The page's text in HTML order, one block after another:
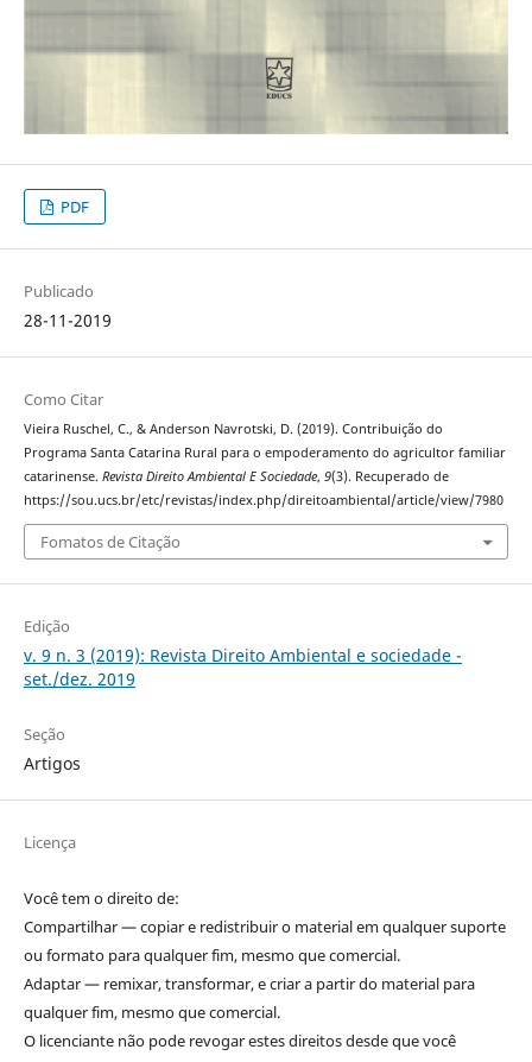
PDF
Publicado
28-11-2019
Como Citar
Vieira Ruschel, C., & Anderson Navrotski, D. (2019). Contribuição do
Programa Santa Catarina Rural para o empoderamento do agricultor familiar
catarinense. Revista Direito Ambiental E Sociedade, 9(3). Recuperado de
https://sou.ucs.br/etc/revistas/index.php/direitoambiental/article/view/7980
Fomatos de Citação
Edição
v. 9 n. 3 (2019): Revista Direito Ambiental e sociedade -
set./dez. 2019
Seção
Artigos
Licença
Você tem o direito de:
Compartilhar — copiar e redistribuir o material em qualquer suporte
ou formato para qualquer fim, mesmo que comercial.
Adaptar — remixar, transformar, e criar a partir do material para
qualquer fim, mesmo que comercial.
O licenciante não pode revogar estes direitos desde que você